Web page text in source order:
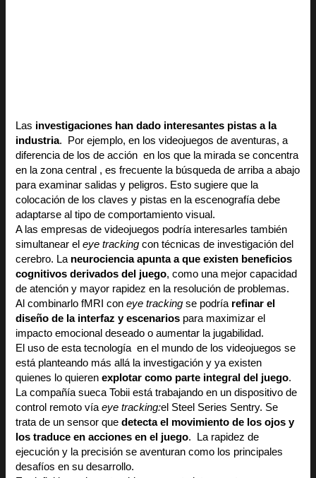
Las investigaciones han dado interesantes pistas a la
industria. Por ejemplo, en los videojuegos de aventuras, a
diferencia de los de acción en los que la mirada se concentra
en la zona central , es frecuente la búsqueda de arriba a abajo
para examinar salidas y peligros. Esto sugiere que la
colocación de los claves y pistas en la escenografía debe
adaptarse al tipo de comportamiento visual.
A las empresas de videojuegos podría interesarles también
simultanear eleye trackingcon técnicas de investigación del
cerebro. La neurociencia apunta a que existen beneficios
cognitivos derivados del juego, como una mejor capacidad
de atención y mayor rapidez en la resolución de problemas.
Al combinarlo fMRI coneye tracking se podría refinar el
diseño de la interfaz y escenarios para maximizar el
impacto emocional deseado o aumentar la jugabilidad.
El uso de esta tecnología en el mundo de los videojuegos se
está planteando más allá la investigación y ya existen
quienes lo quierenexplotar como parte integral del juego.
La compañía sueca Tobii está trabajando en un dispositivo de
control remoto víaeye tracking:el Steel Series Sentry. Se
trata de un sensor quedetecta el movimiento de los ojos y
los traduce en acciones en el juego. La rapidez de
ejecución y la precisión se aventuran como los principales
desafíos en su desarrollo.